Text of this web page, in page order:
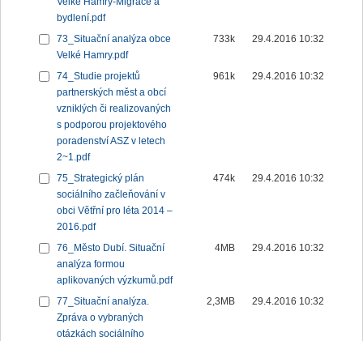
bydlení.pdf
73_Situační analýza obce
Velké Hamry.pdf
733k 29.4.2016 10:32
74_Studie projektů
partnerských měst a obcí
vzniklých či realizovaných
s podporou projektového
poradenství ASZ v letech
2~1.pdf
961k 29.4.2016 10:32
75_Strategický plán
sociálního začleňování v
obci Větřní pro léta 2014 –
2016.pdf
474k 29.4.2016 10:32
76_Město Dubí. Situační
analýza formou
aplikovaných výzkumů.pdf
4MB 29.4.2016 10:32
77_Situační analýza.
Zpráva o vybraných
otázkách sociálního
2,3MB 29.4.2016 10:32